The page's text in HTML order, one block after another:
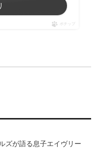
ポチップ
ズが語る息子エイヴリー